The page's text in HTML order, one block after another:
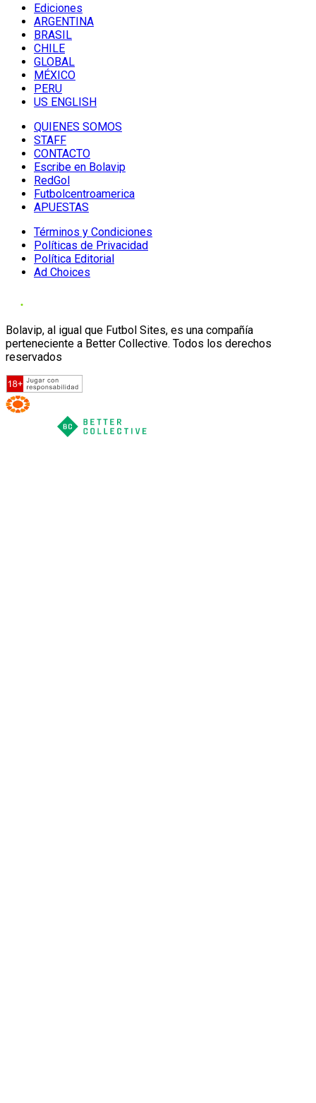
Ediciones
ARGENTINA
BRASIL
CHILE
GLOBAL
MÉXICO
PERU
US ENGLISH
QUIENES SOMOS
STAFF
CONTACTO
Escribe en Bolavip
RedGol
Futbolcentroamerica
APUESTAS
Términos y Condiciones
Políticas de Privacidad
Política Editorial
Ad Choices
Bolavip, al igual que Futbol Sites, es una compañía
perteneciente a Better Collective. Todos los derechos
reservados